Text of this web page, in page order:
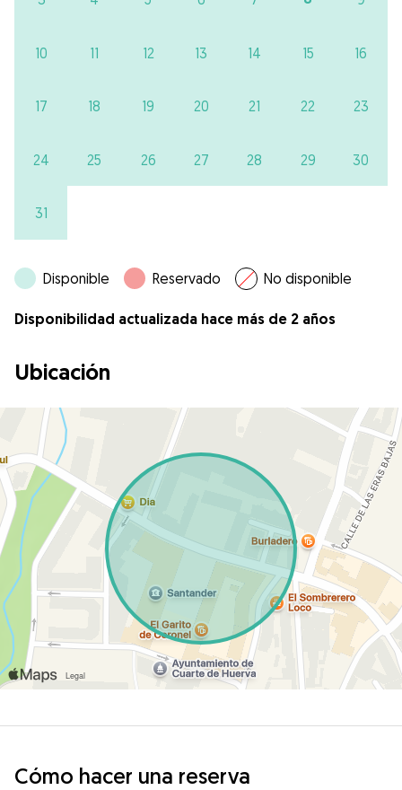
10 11 12 13 14 15 16
17 18 19 20 21 22 23
24 25 26 27 28 29 30
31
Disponible Reservado No disponible
Disponibilidad actualizada hace más de 2 años
Ubicación
Cómo hacer una reserva